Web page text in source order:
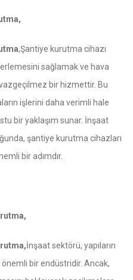
,Şantiye kurutma cihazı
sağlamak ve hava
bir hizmettir. Bu
işlerini daha verimli hale
bir yaklaşım sunar. İnşaat
şantiye kurutma cihazları
bir adımdır.
İnşaat sektörü, yapıların
bir endüstridir. Ancak,